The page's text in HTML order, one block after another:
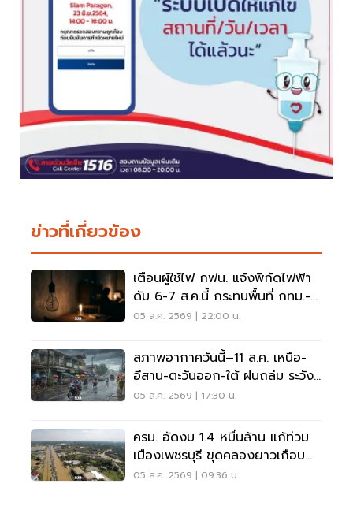
ข่าวที่เกี่ยวข้อง
เตือนผู้ใช้ไฟ กฟน. แจ้งพิกัดไฟฟ้า
ดับ 6-7 ส.ค.นี้ กระทบพื้นที่ กทม.-
นนทบุรี-สมุทรปราการ
05 ส.ค. 2569 | 22:00 น.
สภาพอากาศวันนี้–11 ส.ค. เหนือ-
อีสาน-ตะวันออก-ใต้ ฝนถล่ม ระวัง
น้ำป่า น้ำท่วมขัง
05 ส.ค. 2569 | 17:30 น.
ครม. อัดงบ 1.4 หมื่นล้าน แก้ท่วม
เมืองเพชรบุรี ขุดคลองยาวเกือบ
40 กม.
05 ส.ค. 2569 | 09:36 น.